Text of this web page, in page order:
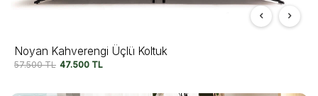
Noyan Kahverengi Üçlü Koltuk
57.500TL 47.500 TL